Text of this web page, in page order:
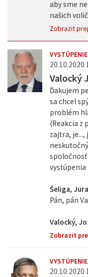
aby sme
našich
Zobrazit
20.10.2020
Valocký
Ďakujem
sa chcel
problém
(Reakcia z
zajtra, je...,
spoločnosť
vystúpenia
Šeliga,
Pán, pán
Valocký,
Zobrazit
20.10.2020